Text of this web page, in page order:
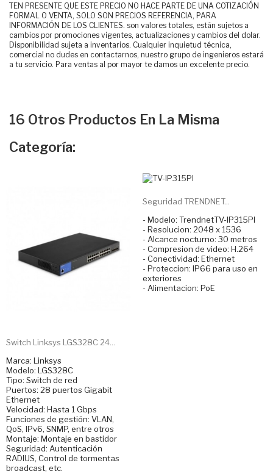
TEN PRESENTE QUE ESTE PRECIO NO HACE PARTE DE UNA COTIZACIÓN
FORMAL O VENTA, SOLO SON PRECIOS REFERENCIA, PARA
INFORMACIÓN DE LOS CLIENTES. son valores totales, están sujetos a
cambios por promociones vigentes, actualizaciones y cambios del dolar.
Disponibilidad sujeta a inventarios. Cualquier inquietud técnica,
comercial no dudes en contactarnos, nuestro grupo de ingenieros estará
a tu servicio. Para ventas al por mayor te damos un excelente precio.
16 Otros Productos En La Misma
Categoría:
Switch Linksys LGS328C 24...
Marca: Linksys
Modelo: LGS328C
Tipo: Switch de red
Puertos: 28 puertos Gigabit
Ethernet
Velocidad: Hasta 1 Gbps
Funciones de gestión: VLAN,
QoS, IPv6, SNMP, entre otros
Montaje: Montaje en bastidor
Seguridad: Autenticación
RADIUS, Control de tormentas
broadcast, etc.
Seguridad TRENDNET...
- Modelo: TrendnetTV-IP315PI
- Resolucion: 2048 x 1536
- Alcance nocturno: 30 metros
- Compresion de video: H.264
- Conectividad: Ethernet
- Proteccion: IP66 para uso en
exteriores
- Alimentacion: PoE